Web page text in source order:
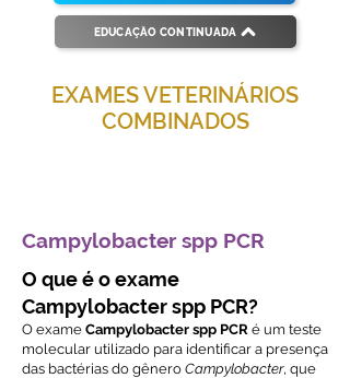
EDUCAÇÃO CONTINUADA
EXAMES VETERINÁRIOS
COMBINADOS
Campylobacter spp PCR
O que é o exame
Campylobacter spp PCR?
O exame Campylobacter spp PCR é um teste
molecular utilizado para identificar a presença
das bactérias do gênero Campylobacter, que